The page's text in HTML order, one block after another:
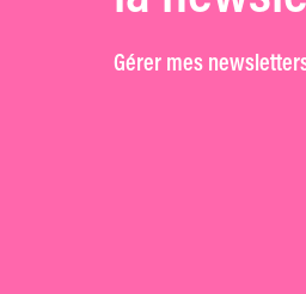
Gérer mes